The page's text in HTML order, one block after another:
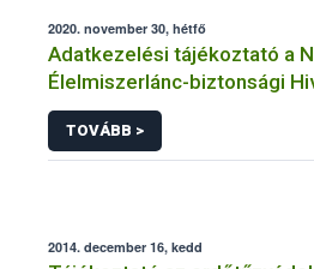
2020. november 30, hétfő
Adatkezelési tájékoztató a
Élelmiszerlánc-biztonsági
üzemeltetett élelmiszerlánc-
információs rendszerhez
adatkezeléséhez
TOVÁBB >
2014. december 16, kedd